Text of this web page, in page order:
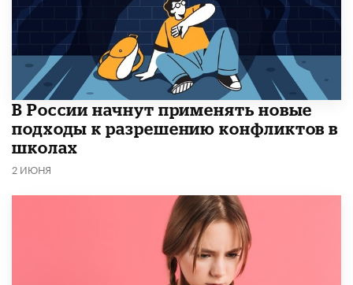
В России начнут применять новые
подходы к разрешению конфликтов в
школах
2 ИЮНЯ